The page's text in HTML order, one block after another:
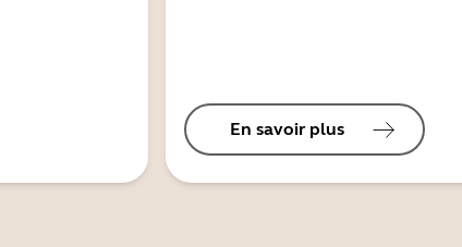
En savoir plus